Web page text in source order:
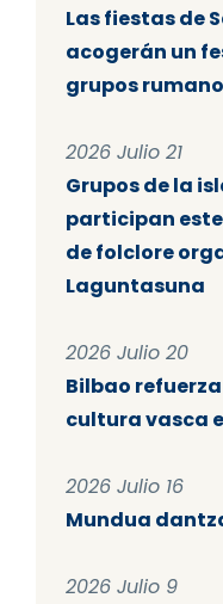
Las fiestas de
acogerán un
grupos
2026 Julio 21
Grupos de la
participan este
de folclore
Laguntasuna
2026 Julio 20
Bilbao
cultura vasca
2026 Julio 16
Mundua
2026 Julio 9